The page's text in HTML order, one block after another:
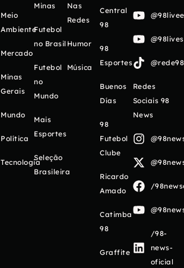
Meio
Ambiente
Mercado
Minas
Gerais
Mundo
Política
Tecnologia
Minas
Futebol
no Brasil
Futebol
no
Mundo
Mais
Esportes
Seleção
Brasileira
Nas
Redes
Humor
Música
Central
98
98
Esportes
Buenos
Días
98
Futebol
Clube
Ricardo
Amado
Catimba
98
Graffite
Redes
Sociais 98
News
/
/98-
news-
oficial